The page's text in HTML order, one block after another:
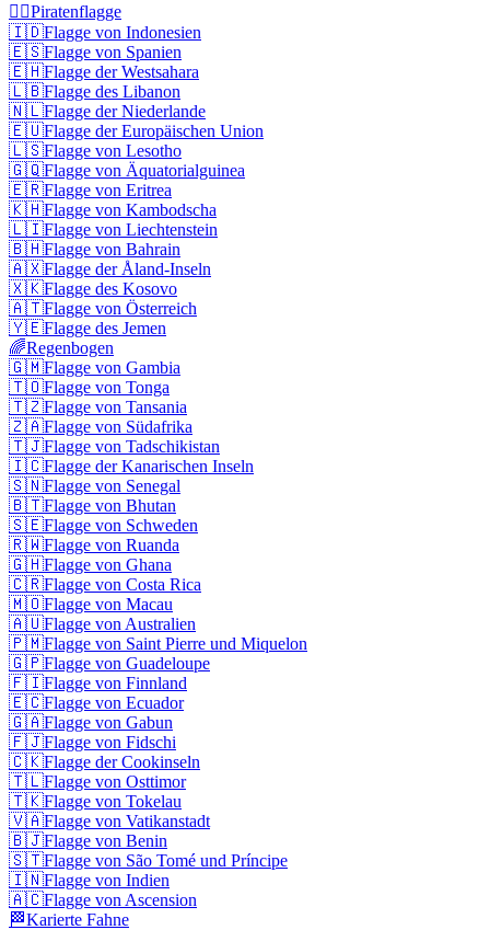
🏴‍☠️Piratenflagge
🇮🇩Flagge von Indonesien
🇪🇸Flagge von Spanien
🇪🇭Flagge der Westsahara
🇱🇧Flagge des Libanon
🇳🇱Flagge der Niederlande
🇪🇺Flagge der Europäischen Union
🇱🇸Flagge von Lesotho
🇬🇶Flagge von Äquatorialguinea
🇪🇷Flagge von Eritrea
🇰🇭Flagge von Kambodscha
🇱🇮Flagge von Liechtenstein
🇧🇭Flagge von Bahrain
🇦🇽Flagge der Åland-Inseln
🇽🇰Flagge des Kosovo
🇦🇹Flagge von Österreich
🇾🇪Flagge des Jemen
🌈Regenbogen
🇬🇲Flagge von Gambia
🇹🇴Flagge von Tonga
🇹🇿Flagge von Tansania
🇿🇦Flagge von Südafrika
🇹🇯Flagge von Tadschikistan
🇮🇨Flagge der Kanarischen Inseln
🇸🇳Flagge von Senegal
🇧🇹Flagge von Bhutan
🇸🇪Flagge von Schweden
🇷🇼Flagge von Ruanda
🇬🇭Flagge von Ghana
🇨🇷Flagge von Costa Rica
🇲🇴Flagge von Macau
🇦🇺Flagge von Australien
🇵🇲Flagge von Saint Pierre und Miquelon
🇬🇵Flagge von Guadeloupe
🇫🇮Flagge von Finnland
🇪🇨Flagge von Ecuador
🇬🇦Flagge von Gabun
🇫🇯Flagge von Fidschi
🇨🇰Flagge der Cookinseln
🇹🇱Flagge von Osttimor
🇹🇰Flagge von Tokelau
🇻🇦Flagge von Vatikanstadt
🇧🇯Flagge von Benin
🇸🇹Flagge von São Tomé und Príncipe
🇮🇳Flagge von Indien
🇦🇨Flagge von Ascension
🏁Karierte Fahne